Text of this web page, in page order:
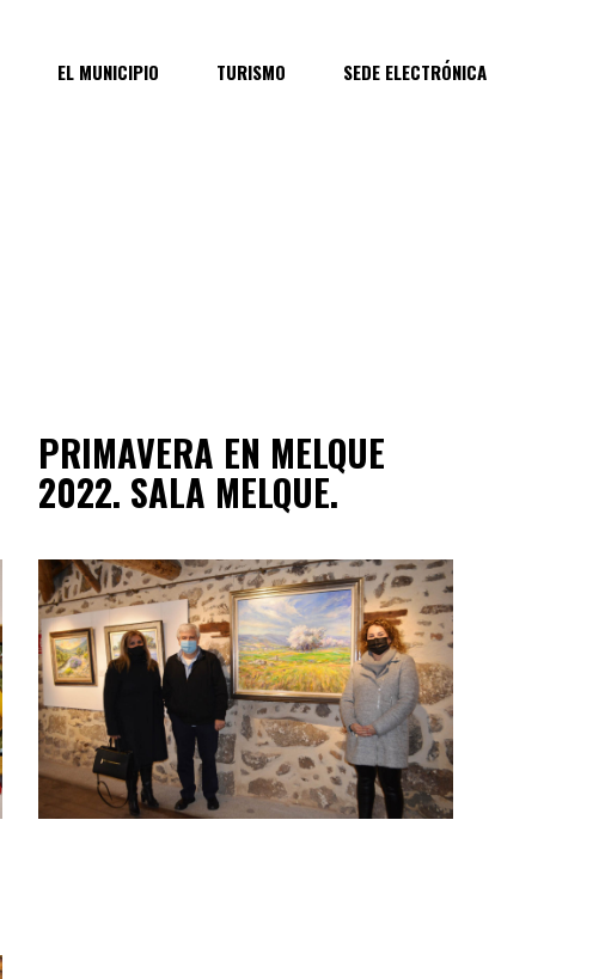
EL MUNICIPIO TURISMO SEDE ELECTRÓNICA
PRIMAVERA EN MELQUE
2022. SALA MELQUE.